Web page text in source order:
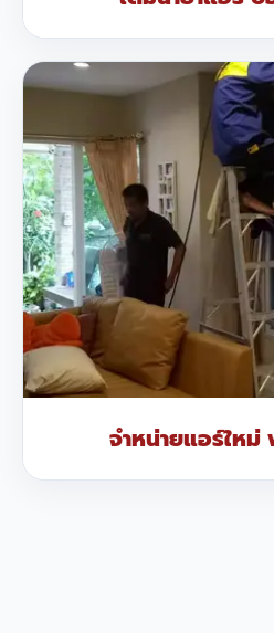
จำหน่ายแอร์ให